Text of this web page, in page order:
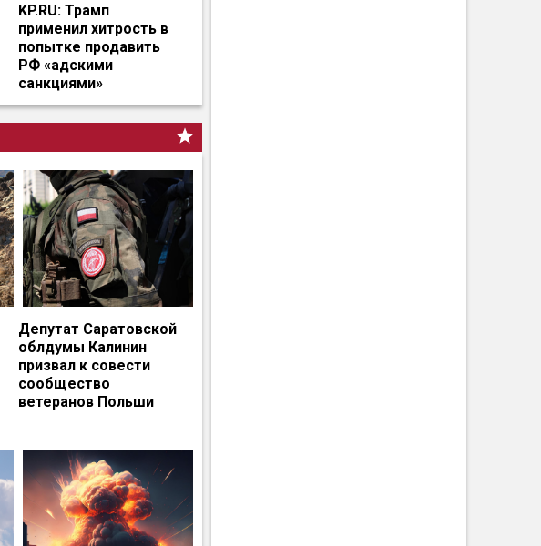
KP.RU: Трамп
применил хитрость в
попытке продавить
РФ «адскими
санкциями»
Депутат Саратовской
облдумы Калинин
призвал к совести
сообщество
ветеранов Польши